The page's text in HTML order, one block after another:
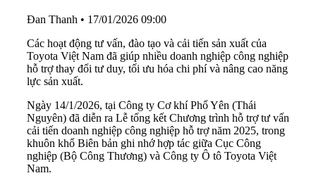
Đan Thanh • 17/01/2026 09:00
Các hoạt động tư vấn, đào tạo và cải tiến sản xuất của
Toyota Việt Nam đã giúp nhiều doanh nghiệp công nghiệp
hỗ trợ thay đổi tư duy, tối ưu hóa chi phí và nâng cao năng
lực sản xuất.
Ngày 14/1/2026, tại Công ty Cơ khí Phổ Yên (Thái
Nguyên) đã diễn ra Lễ tổng kết Chương trình hỗ trợ tư vấn
cải tiến doanh nghiệp công nghiệp hỗ trợ năm 2025, trong
khuôn khổ Biên bản ghi nhớ hợp tác giữa Cục Công
nghiệp (Bộ Công Thương) và Công ty Ô tô Toyota Việt
Nam.